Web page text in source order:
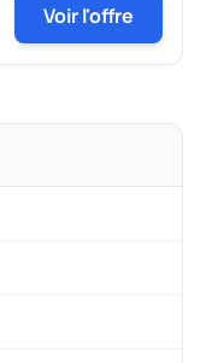
Voir l'offre